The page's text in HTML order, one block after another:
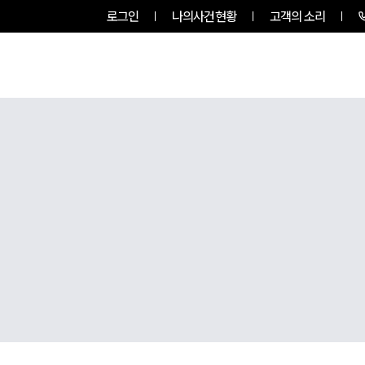
로그인 나의사건현황 고객의 소리